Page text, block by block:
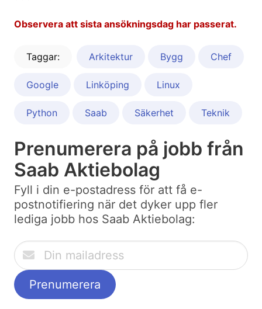
Observera att sista ansökningsdag har passerat.
Taggar: Arkitektur Bygg Chef
Google Linköping Linux
Python Saab Säkerhet Teknik
Prenumerera på jobb från
Saab Aktiebolag
Fyll i din e-postadress för att få e-
postnotifiering när det dyker upp fler
lediga jobb hos Saab Aktiebolag: